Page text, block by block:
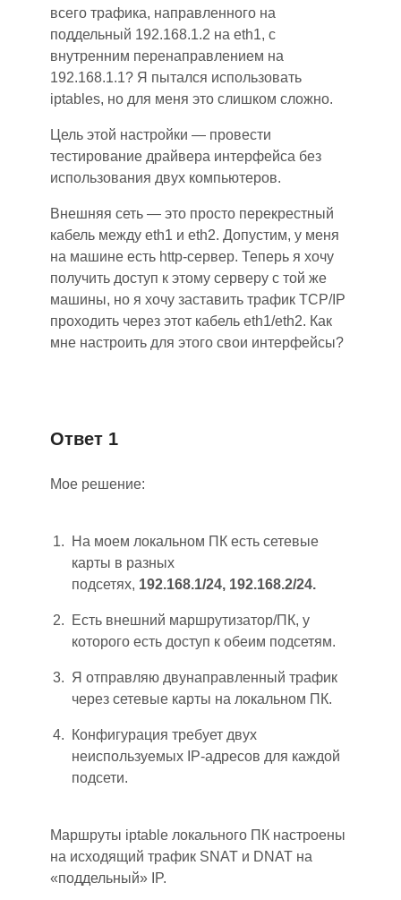
всего трафика, направленного на
поддельный 192.168.1.2 на eth1, с
внутренним перенаправлением на
192.168.1.1? Я пытался использовать
iptables, но для меня это слишком сложно.
Цель этой настройки — провести
тестирование драйвера интерфейса без
использования двух компьютеров.
Внешняя сеть — это просто перекрестный
кабель между eth1 и eth2. Допустим, у меня
на машине есть http-сервер. Теперь я хочу
получить доступ к этому серверу с той же
машины, но я хочу заставить трафик TCP/IP
проходить через этот кабель eth1/eth2. Как
мне настроить для этого свои интерфейсы?
Ответ 1
Мое решение:
На моем локальном ПК есть сетевые
карты в разных
подсетях, 192.168.1/24, 192.168.2/24.
Есть внешний маршрутизатор/ПК, у
которого есть доступ к обеим подсетям.
Я отправляю двунаправленный трафик
через сетевые карты на локальном ПК.
Конфигурация требует двух
неиспользуемых IP-адресов для каждой
подсети.
Маршруты iptable локального ПК настроены
на исходящий трафик SNAT и DNAT на
«поддельный» IP.